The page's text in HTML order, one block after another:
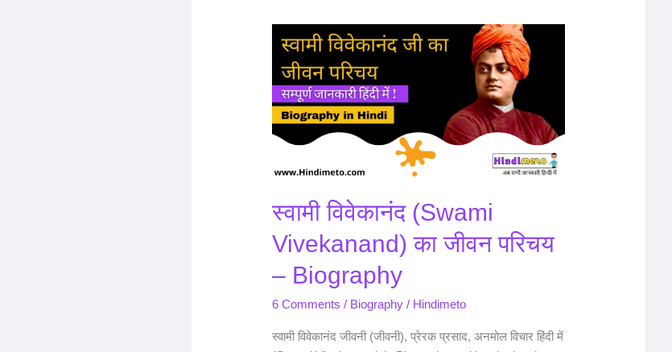
स्वामी विवेकानंद (Swami
Vivekanand) का जीवन परिचय
– Biography
6 Comments / Biography / Hindimeto
स्वामी विवेकानंद जीवनी (जीवनी), प्रेरक प्रसाद, अनमोल विचार हिंदी में
विवेकानंद
(Swami
Vivekanand)
का
परिचय
–